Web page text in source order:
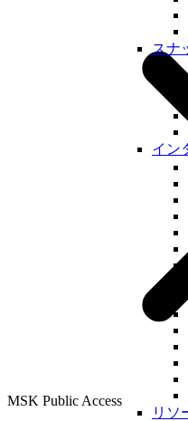
スナ
イン
リソ
MSK Public Access